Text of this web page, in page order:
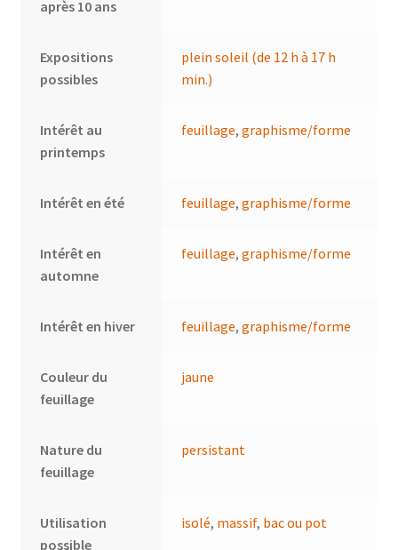
après 10 ans
Expositions
possibles
plein soleil (de 12 h à 17 h
min.)
Intérêt au
printemps
feuillage,graphisme/forme
Intérêt en été feuillage,graphisme/forme
Intérêt en
automne
feuillage,graphisme/forme
Intérêt en hiver feuillage,graphisme/forme
Couleur du
feuillage
jaune
Nature du
feuillage
persistant
Utilisation
possible
isolé, massif, bac ou pot